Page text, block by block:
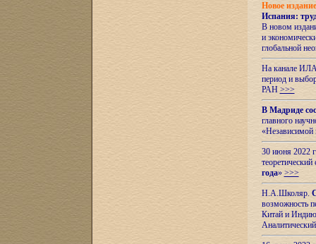
Новое
Испания:
В новом
и
глобальной
На канале
период и
РАН >>>
В Мадриде
главного
«Независимой
30 июня 2022
года» >>>
Н.А.Школяр.
возможность
Китай и